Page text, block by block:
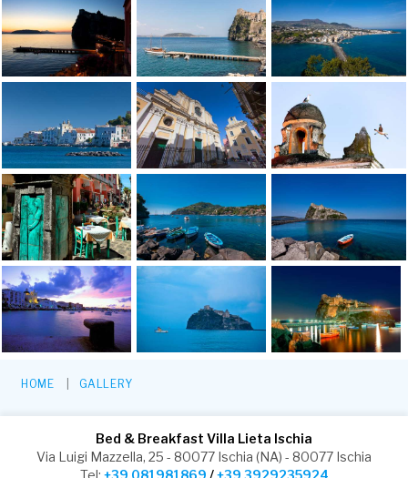
HOME GALLERY
Bed & Breakfast Villa Lieta Ischia
Via Luigi Mazzella, 25 - 80077 Ischia (NA) - 80077 Ischia
Tel: +39 081981869 /+39 3929235924